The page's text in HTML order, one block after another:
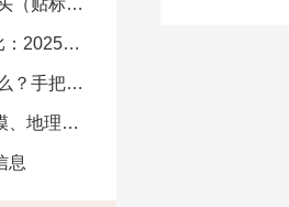
最新详解）
附决策流程图）
（附超全指南）
优势分析
息